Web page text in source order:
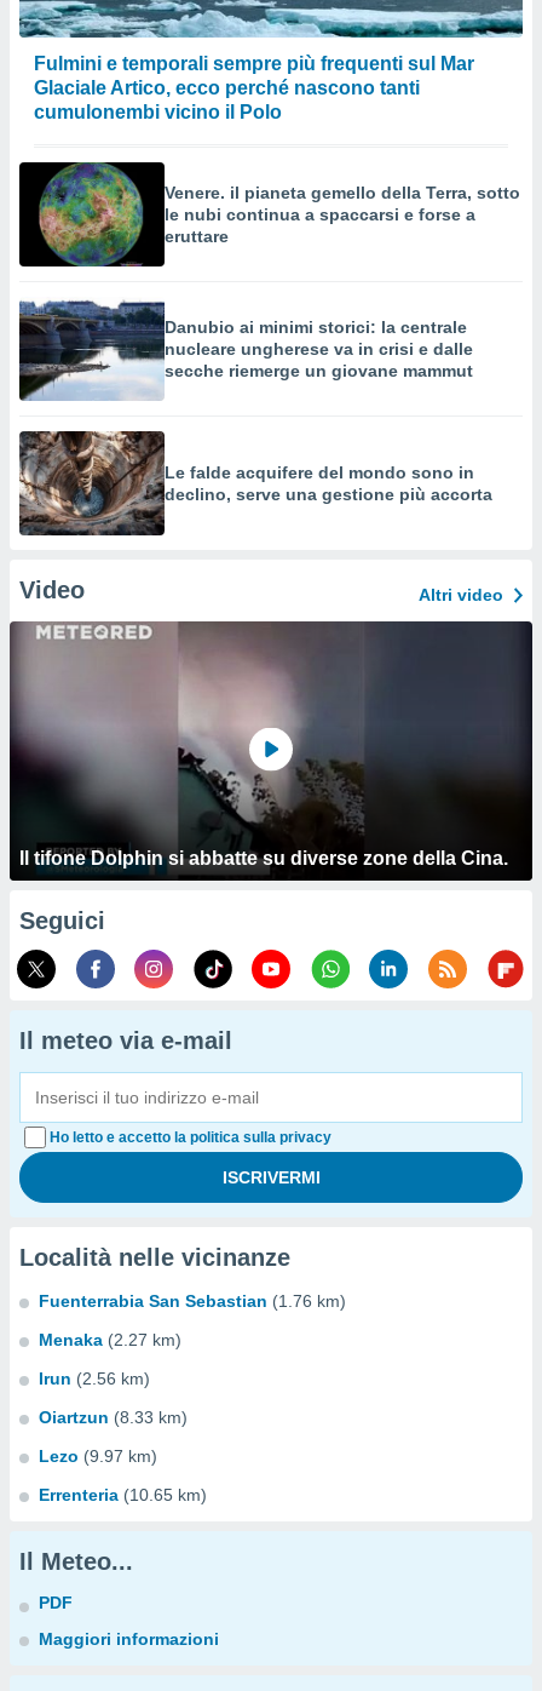
Fulmini e temporali sempre più frequenti sul Mar
Glaciale Artico, ecco perché nascono tanti
cumulonembi vicino il Polo
Venere. il pianeta gemello della Terra, sotto
le nubi continua a spaccarsi e forse a
eruttare
Danubio ai minimi storici: la centrale
nucleare ungherese va in crisi e dalle
secche riemerge un giovane mammut
Le falde acquifere del mondo sono in
declino, serve una gestione più accorta
Video Altri video
Il tifone Dolphin si abbatte su diverse zone della Cina.
Seguici
Il meteo via e-mail
Ho letto e accetto la politica sulla privacy
Località nelle vicinanze
Fuenterrabia San Sebastian (1.76 km)
Menaka (2.27 km)
Irun (2.56 km)
Oiartzun (8.33 km)
Lezo (9.97 km)
Errenteria (10.65 km)
Il Meteo...
PDF
Maggiori informazioni